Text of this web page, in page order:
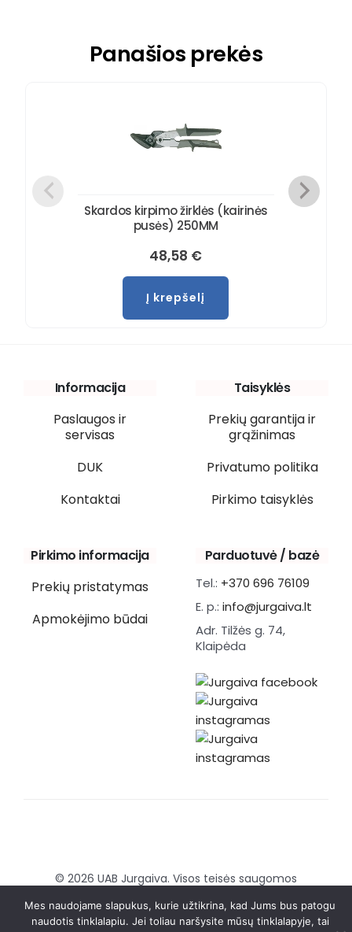
Panašios prekės
Skardos kirpimo žirklės (kairinės
pusės) 250MM
48,58 €
Į krepšelį
Informacija
Paslaugos ir
servisas
DUK
Kontaktai
Taisyklės
Prekių garantija ir
grąžinimas
Privatumo politika
Pirkimo taisyklės
Pirkimo informacija
Prekių pristatymas
Apmokėjimo būdai
Parduotuvė / bazė
Tel.: +370 696 76109
E. p.: info@jurgaiva.lt
Adr. Tilžės g. 74,
Klaipėda
© 2026 UAB Jurgaiva. Visos teisės saugomos
Sukurta:Brandmedia agency
Mes naudojame slapukus, kurie užtikrina, kad Jums bus patogu
naudotis tinklalapiu. Jei toliau naršysite mūsų tinklalapyje, tai